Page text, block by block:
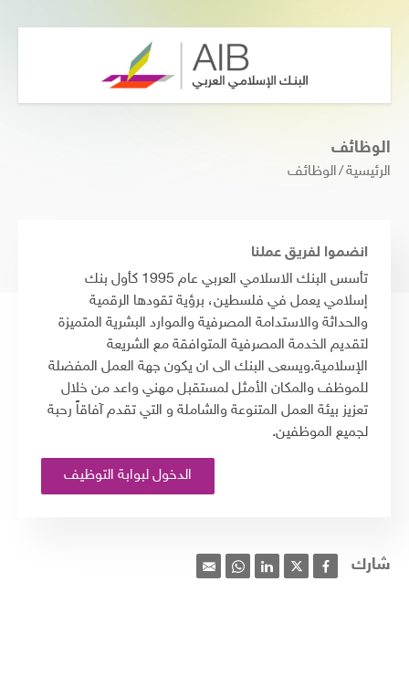
الوظائف
الرئيسية الوظائف
انضموا لفريق عملنا
تأسس البنك الاسلامي العربي عام 1995 كأول بنك
إسلامي يعمل في فلسطين، برؤية تقودها الرقمية
والحداثة والاستدامة المصرفية والموارد البشرية المتميزة
لتقديم الخدمة المصرفية المتوافقة مع الشريعة
الإسلامية.ويسعى البنك الى ان يكون جهة العمل المفضلة
للموظف والمكان الأمثل لمستقبل مهني واعد من خلال
تعزيز بيئة العمل المتنوعة والشاملة و التي تقدم آفاقاً رحبة
لجميع الموظفين.
الدخول لبوابة التوظيف
شارك